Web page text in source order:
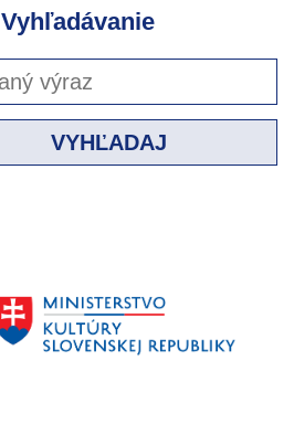
Vyhľadávanie
VYHĽADAJ